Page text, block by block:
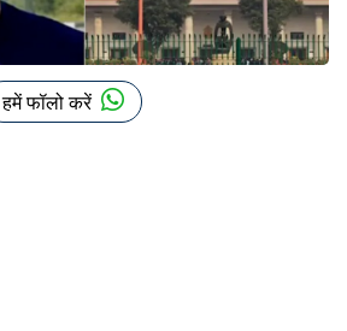
हमें फॉलो करें